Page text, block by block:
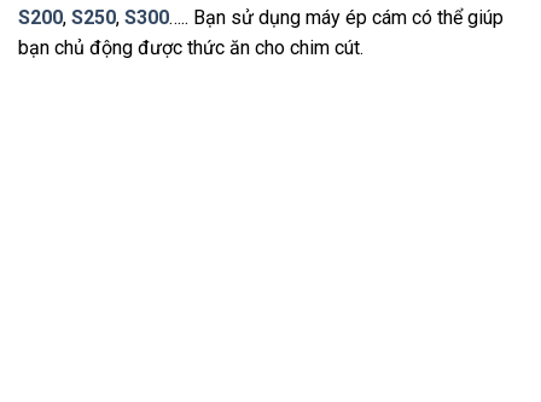
S200, S250, S300….. Bạn sử dụng máy ép cám có thể giúp
bạn chủ động được thức ăn cho chim cút.